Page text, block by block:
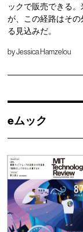
ックで販売できる
が、この経路はそ
る見込みだ。
byJessica Hamzelou
eムック